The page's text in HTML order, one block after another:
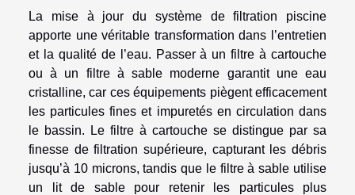
La mise à jour du système de filtration piscine
apporte une véritable transformation dans l’entretien
et la qualité de l’eau. Passer à un filtre à cartouche
ou à un filtre à sable moderne garantit une eau
cristalline, car ces équipements piègent efficacement
les particules fines et impuretés en circulation dans
le bassin. Le filtre à cartouche se distingue par sa
finesse de filtration supérieure, capturant les débris
jusqu’à 10 microns, tandis que le filtre à sable utilise
un lit de sable pour retenir les particules plus